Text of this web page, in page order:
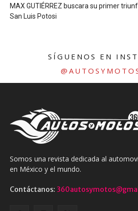
MAX GUTIÉRREZ buscara su primer
San Luis Potosi
SÍGUENOS EN
Somos una revista dedicada al
en México y el mundo.
Contáctanos: